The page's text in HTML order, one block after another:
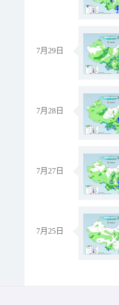
7月29日
7月28日
7月27日
7月25日